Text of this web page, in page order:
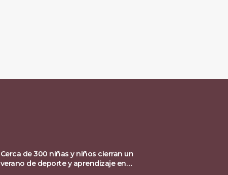
Cerca de 300 niñas y niños cierran un
verano de deporte y aprendizaje en
Chetumal